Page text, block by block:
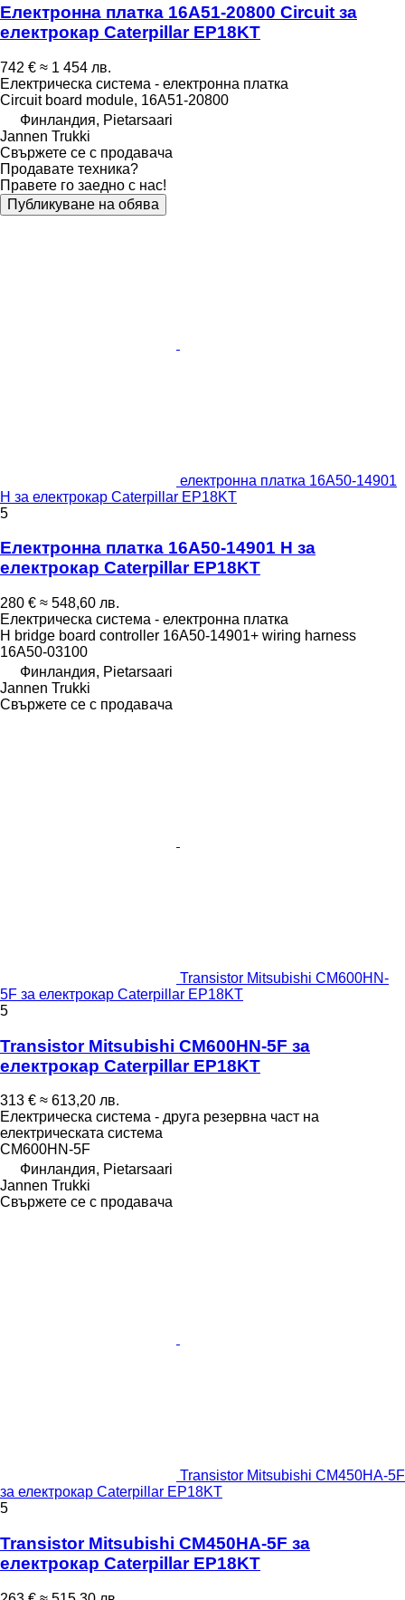
Електронна платка 16A51-20800 Circuit за
електрокар Caterpillar EP18KT
742 € ≈ 1 454 лв.
Електрическа система - електронна платка
Circuit board module, 16A51-20800
Финландия, Pietarsaari
Jannen Trukki
Свържете се с продавача
Продавате техника?
Правете го заедно с нас!
Публикуване на обява
електронна платка 16A50-14901
H за електрокар Caterpillar EP18KT
5
Електронна платка 16A50-14901 H за
електрокар Caterpillar EP18KT
280 € ≈ 548,60 лв.
Електрическа система - електронна платка
H bridge board controller 16A50-14901+ wiring harness
16A50-03100
Финландия, Pietarsaari
Jannen Trukki
Свържете се с продавача
Transistor Mitsubishi CM600HN-
5F за електрокар Caterpillar EP18KT
5
Transistor Mitsubishi CM600HN-5F за
електрокар Caterpillar EP18KT
313 € ≈ 613,20 лв.
Електрическа система - друга резервна част на
електрическата система
CM600HN-5F
Финландия, Pietarsaari
Jannen Trukki
Свържете се с продавача
Transistor Mitsubishi CM450HA-5F
за електрокар Caterpillar EP18KT
5
Transistor Mitsubishi CM450HA-5F за
електрокар Caterpillar EP18KT